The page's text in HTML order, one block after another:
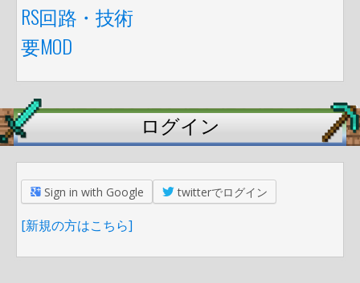
RS回路・技術
要MOD
ログイン
Sign in with Google twitterでログイン
[新規の方はこちら]